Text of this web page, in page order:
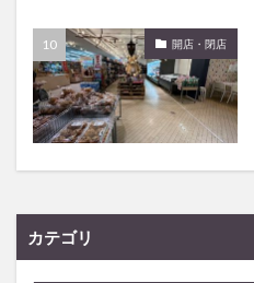
開店・閉店
カテゴリ